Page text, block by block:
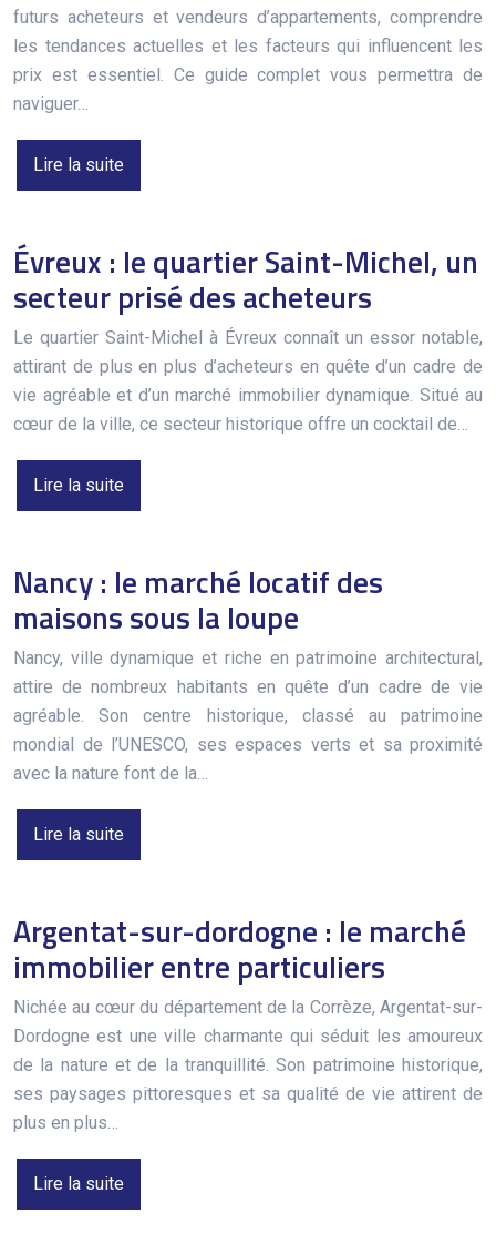
futurs acheteurs et vendeurs d’appartements, comprendre
les tendances actuelles et les facteurs qui influencent les
prix est essentiel. Ce guide complet vous permettra de
naviguer…
Lire la suite
Évreux : le quartier Saint-Michel, un
secteur prisé des acheteurs
Le quartier Saint-Michel à Évreux connaît un essor notable,
attirant de plus en plus d’acheteurs en quête d’un cadre de
vie agréable et d’un marché immobilier dynamique. Situé au
cœur de la ville, ce secteur historique offre un cocktail de…
Lire la suite
Nancy : le marché locatif des
maisons sous la loupe
Nancy, ville dynamique et riche en patrimoine architectural,
attire de nombreux habitants en quête d’un cadre de vie
agréable. Son centre historique, classé au patrimoine
mondial de l’UNESCO, ses espaces verts et sa proximité
avec la nature font de la…
Lire la suite
Argentat-sur-dordogne : le marché
immobilier entre particuliers
Nichée au cœur du département de la Corrèze, Argentat-sur-
Dordogne est une ville charmante qui séduit les amoureux
de la nature et de la tranquillité. Son patrimoine historique,
ses paysages pittoresques et sa qualité de vie attirent de
plus en plus…
Lire la suite